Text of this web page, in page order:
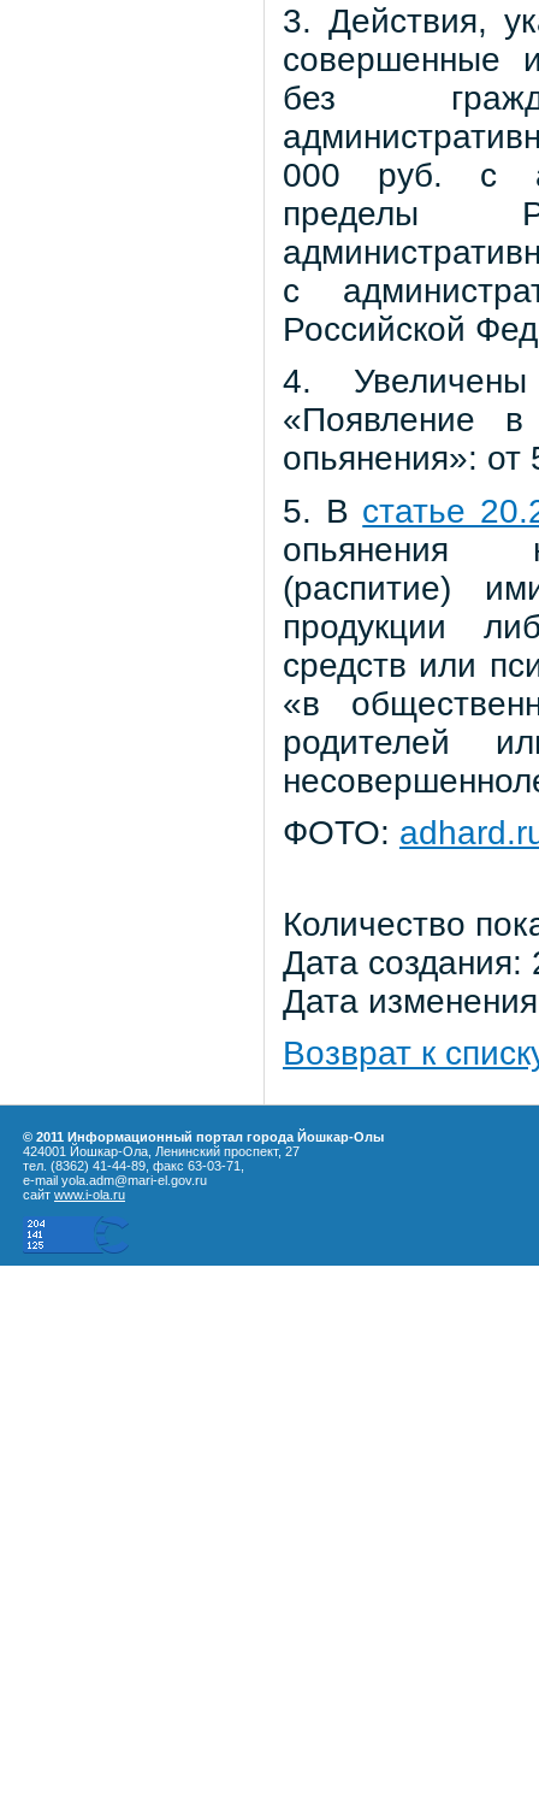
3. Действия,
совершенные
без
000 руб. с
пределы
с
Российской
4.
«Появление
опьянения»:
5. В статье
опьянения
(распитие)
продукции
средств или
«в
родителей
ФОТО:
Количество
Дата
Дата
Возврат к
© 2011 Информационный портал города Йошкар-Олы
424001 Йошкар-Ола, Ленинский проспект, 27
тел. (8362) 41-44-89, факс 63-03-71,
e-mail yola.adm@mari-el.gov.ru
сайт www.i-ola.ru